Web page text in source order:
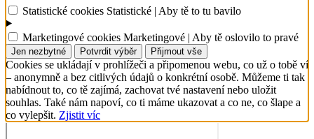
Statistické cookies Statistické | Aby tě to tu bavilo
Marketingové cookies Marketingové | Aby tě oslovilo to pravé
Jen nezbytné Potvrdit výběr Přijmout vše
Cookies se ukládají v prohlížeči a připomenou webu, co už o tobě ví
– anonymně a bez citlivých údajů o konkrétní osobě. Můžeme ti tak
nabídnout to, co tě zajímá, zachovat tvé nastavení nebo uložit
souhlas. Také nám napoví, co ti máme ukazovat a co ne, co šlape a
co vylepšit. Zjistit víc